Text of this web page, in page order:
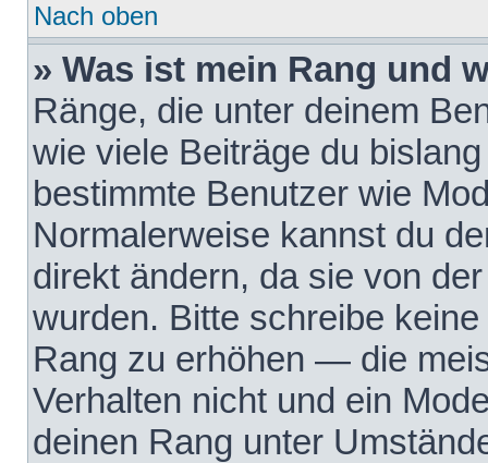
Nach oben
» Was ist mein Rang und
Ränge, die unter deinem
wie viele Beiträge du
bestimmte Benutzer wie
Normalerweise kannst du
direkt ändern, da sie von
wurden. Bitte schreibe
Rang zu erhöhen — die
Verhalten nicht und ein
deinen Rang unter